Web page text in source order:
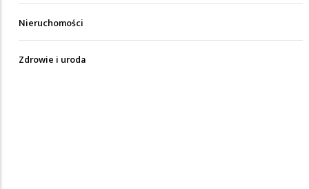
Nieruchomości
Zdrowie i uroda